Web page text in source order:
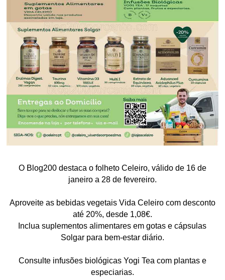
O Blog200 destaca o folheto Celeiro, válido de 16 de
janeiro a 28 de fevereiro.
Aproveite as bebidas vegetais Vida Celeiro com desconto
até 20%, desde 1,08€.
Inclua suplementos alimentares em gotas e cápsulas
Solgar para bem-estar diário.
Consulte infusões biológicas Yogi Tea com plantas e
especiarias.